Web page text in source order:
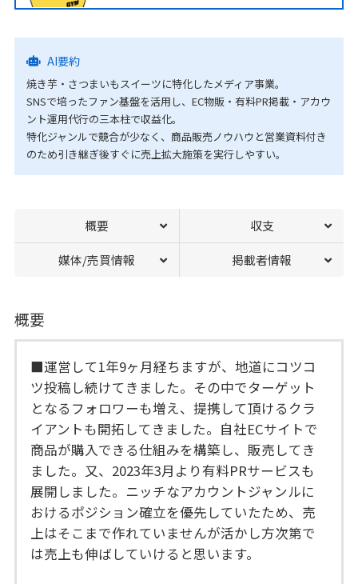
AI要約
焼き芋・さつまいもスイーツに特化したメディア事業。
SNSで培ったファン基盤を活用し、EC物販・有料PR掲載・アカウ
ント運用代行の三本柱で収益化。
特化ジャンルで競合が少なく、商品販売ノウハウと営業資料付き
のため引き継ぎ後すぐに売上拡大施策を実行しやすい。
概要 収支
媒体/売買情報 掲載者情報
概要
■運営して1年9ヶ月経ちますが、地道にコツコ
ツ投稿し続けてきました。その中でターゲット
となるフォロワーも増え、提携して頂けるクラ
イアントも開拓してきました。自社ECサイトで
商品が購入できる仕組みを構築し、販売してき
ました。又、2023年3月より有料PRサービスも
展開しました。ニッチなアカウントジャンルに
おけるポジション確立を優先していたため、売
上はそこまで作れていませんが活かし方次第で
は売上も伸ばしていけると思います。